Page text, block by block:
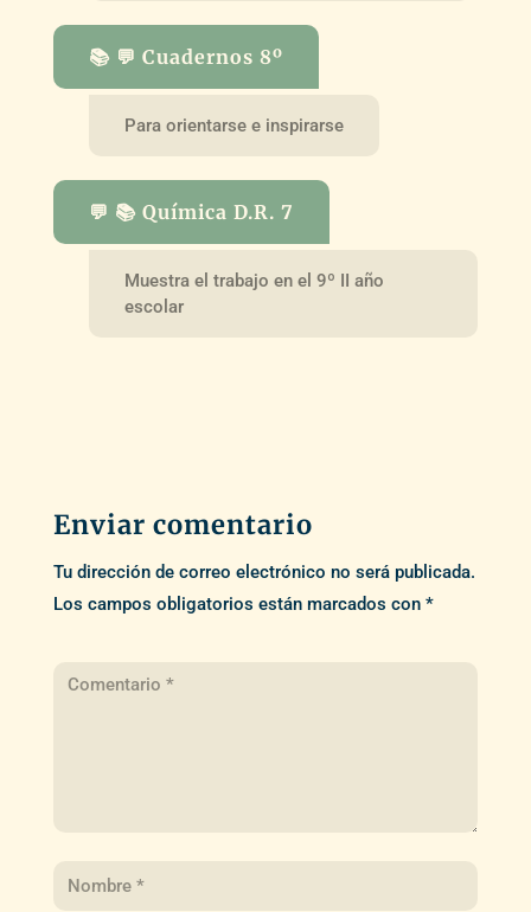
📚 💬 Cuadernos 8º
Para orientarse e inspirarse
💬 📚 Química D.R. 7
Muestra el trabajo en el 9º II año
escolar
Enviar comentario
Tu dirección de correo electrónico no será publicada.
Los campos obligatorios están marcados con *